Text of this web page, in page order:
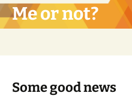
Vai
al Me or not?
Some good news